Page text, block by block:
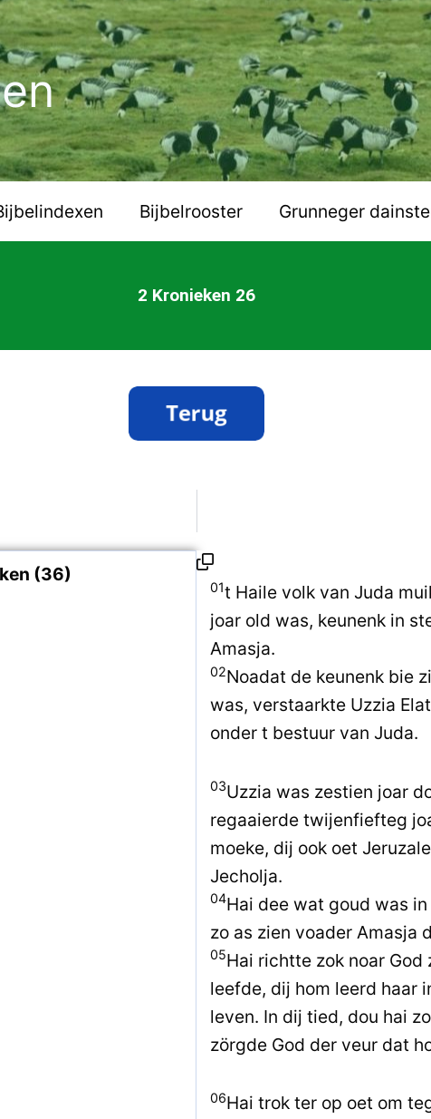
Bijbelrooster Grunneger
2 Kronieken 26
(36)
01t Haile volk van Juda
joar old was, keunenk in
Amasja.
02Noadat de keunenk bie
was, verstaarkte Uzzia
onder t bestuur van Juda.
03Uzzia was zestien joar
regaaierde twijenfiefteg
moeke, dij ook oet
Jecholja.
04Hai dee wat goud was in
zo as zien voader Amasja
05Hai richtte zok noar God
leefde, dij hom leerd haar
leven. In dij tied, dou hai
zörgde God der veur dat
06Hai trok ter op oet om